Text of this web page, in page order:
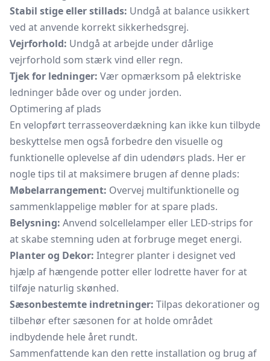
Stabil stige eller stillads: Undgå at balance usikkert
ved at anvende korrekt sikkerhedsgrej.
Vejrforhold: Undgå at arbejde under dårlige
vejrforhold som stærk vind eller regn.
Tjek for ledninger: Vær opmærksom på elektriske
ledninger både over og under jorden.
Optimering af plads
En velopført terrasseoverdækning kan ikke kun tilbyde
beskyttelse men også forbedre den visuelle og
funktionelle oplevelse af din udendørs plads. Her er
nogle tips til at maksimere brugen af denne plads:
Møbelarrangement: Overvej multifunktionelle og
sammenklappelige møbler for at spare plads.
Belysning: Anvend solcellelamper eller LED-strips for
at skabe stemning uden at forbruge meget energi.
Planter og Dekor: Integrer planter i designet ved
hjælp af hængende potter eller lodrette haver for at
tilføje naturlig skønhed.
Sæsonbestemte indretninger: Tilpas dekorationer og
tilbehør efter sæsonen for at holde området
indbydende hele året rundt.
Sammenfattende kan den rette installation og brug af